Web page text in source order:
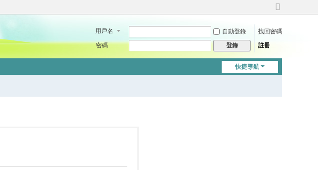
切
到
用戶名 自動登錄
找回密碼
密碼
登錄 註冊
快捷導航